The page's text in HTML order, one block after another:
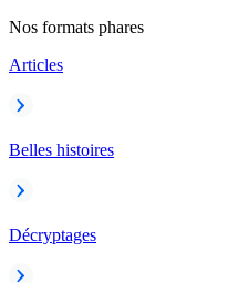
Nos formats phares
Articles
Belles histoires
Décryptages